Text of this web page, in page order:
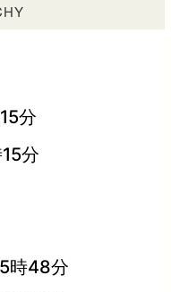
分
分
時48分